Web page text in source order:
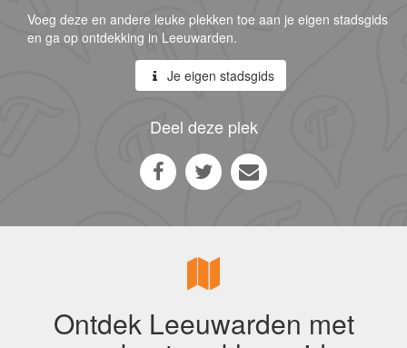
Voeg deze en andere leuke plekken toe aan je eigen stadsgids
en ga op ontdekking in Leeuwarden.
Je eigen stadsgids
Deel deze plek
Ontdek Leeuwarden met